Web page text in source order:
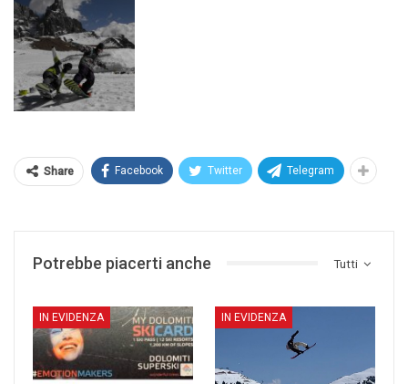
Share Facebook Twitter Telegram
Tutti
Potrebbe piacerti anche
IN EVIDENZA IN EVIDENZA